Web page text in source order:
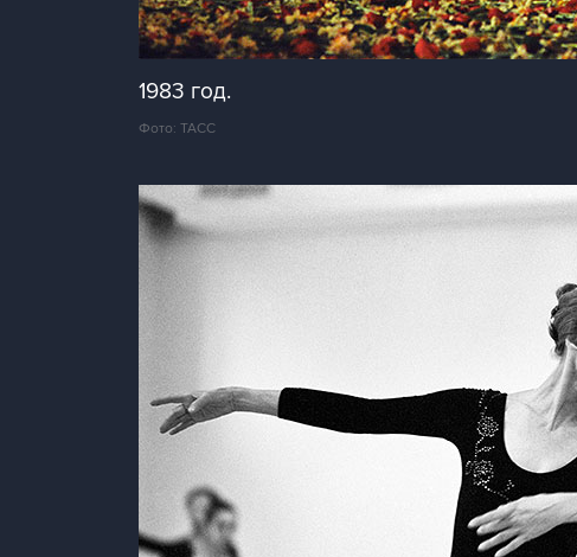
1983 год.
Фото: ТАСС